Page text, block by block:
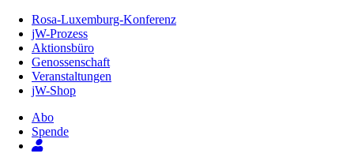
Inhalt
Seite
Rosa-Luxemburg-Konferenz
jW-Prozess
Aktionsbüro
Genossenschaft
Veranstaltungen
jW-Shop
Abo
Spende